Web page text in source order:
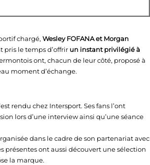
chargé, Wesley FOFANA et Morgan
le temps d’offrir un instant privilégié à
ont, chacun de leur côté, proposé à
moment d’échange.
rendu chez Intersport. Ses fans l’ont
lors d’une interview ainsi qu’une séance
dans le cadre de son partenariat avec
présentes ont aussi découvert une sélection
la marque.